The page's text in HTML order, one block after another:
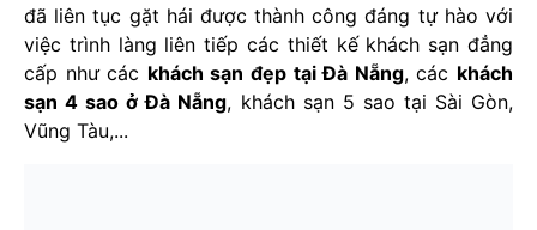
đã liên tục gặt hái được thành công đáng tự hào với
việc trình làng liên tiếp các thiết kế khách sạn đẳng
cấp như các khách sạn đẹp tại Đà Nẵng, các khách
sạn 4 sao ở Đà Nẵng, khách sạn 5 sao tại Sài Gòn,
Vũng Tàu,...